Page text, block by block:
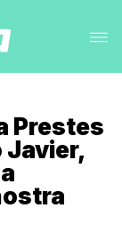
Prestes
Javier,